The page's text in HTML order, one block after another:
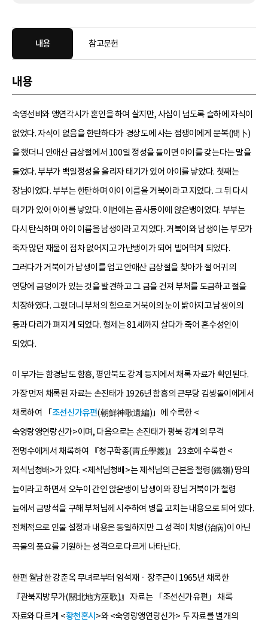
내용 참고문헌
내용
숙영선비와 앵연각시가 혼인을 하여 살지만, 사십이 넘도록 슬하에 자식이
없었다. 자식이 없음을 한탄하다가 경상도에 사는 점쟁이에게 문복(問卜)
을 했더니 안애산 금상절에서 100일 정성을 들이면 아이를 갖는다는 말을
들었다. 부부가 백일정성을 올리자 태기가 있어 아이를 낳았다. 첫째는
장님이었다. 부부는 한탄하며 아이 이름을 거북이라고 지었다. 그 뒤 다시
태기가 있어 아이를 낳았다. 이번에는 곱사등이에 앉은뱅이였다. 부부는
다시 탄식하며 아이 이름을 남생이라고 지었다. 거북이와 남생이는 부모가
죽자 많던 재물이 점차 없어지고 가난뱅이가 되어 빌어먹게 되었다.
그러다가 거북이가 남생이를 업고 안애산 금상절을 찾아가 절 어귀의
연당에 금덩이가 있는 것을 발견하고 그 금을 건져 부처를 도금하고 절을
치장하였다. 그랬더니 부처의 힘으로 거북이의 눈이 밝아지고 남생이의
등과 다리가 펴지게 되었다. 형제는 81세까지 살다가 죽어 혼수성인이
되었다.
이 무가는 함경남도 함흥, 평안북도 강계 등지에서 채록 자료가 확인된다.
가장 먼저 채록된 자료는 손진태가 1926년 함흥의 큰무당 김쌍돌이에게서
채록하여 「 조선신가유편(朝鮮神歌遺編)」에 수록한 <
숙영랑앵연랑신가>이며, 다음으로는 손진태가 평북 강계의 무격
전명수에게서 채록하여 『청구학총(靑丘學叢)』 23호에 수록한 <
제석님청배>가 있다. <제석님청배>는 제석님의 근본을 철령(鐵嶺) 땅의
늪이라고 하면서 오누이 간인 앉은뱅이 남생이와 장님 거북이가 철령
늪에서 금방석을 구해 부처님께 시주하여 병을 고치는 내용으로 되어 있다.
전체적으로 인물 설정과 내용은 동일하지만 그 성격이 치병(治病)이 아닌
곡물의 풍요를 기원하는 성격으로 다르게 나타난다.
한편 월남한 강춘옥 무녀로부터 임석재ㆍ장주근이 1965년 채록한
『관북지방무가(關北地方巫歌)』 자료는 「조선신가유편」 채록
자료와 다르게 <황천혼시 >와 <숙영랑앵연랑신가> 두 자료를 별개의